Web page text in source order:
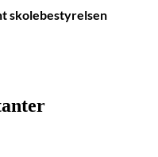
skolebestyrelsen